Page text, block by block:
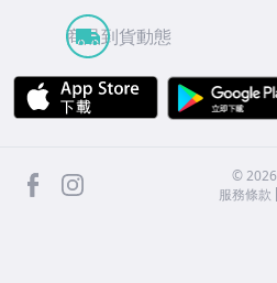
商品到貨動態
APP Store
facebook ©2026
服務條款